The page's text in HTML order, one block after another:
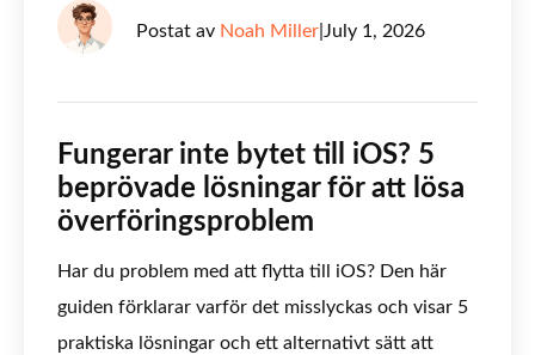
Postat av Noah Miller July 1, 2026
Fungerar inte bytet till iOS? 5
beprövade lösningar för att lösa
överföringsproblem
Har du problem med att flytta till iOS? Den här
guiden förklarar varför det misslyckas och visar 5
praktiska lösningar och ett alternativt sätt att